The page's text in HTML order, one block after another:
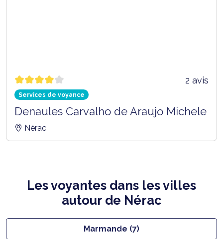
2 avis
Services de voyance
Denaules Carvalho de Araujo Michele
Nérac
Les voyantes dans les villes
autour de Nérac
Marmande (7)